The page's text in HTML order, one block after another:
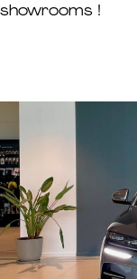
showrooms !